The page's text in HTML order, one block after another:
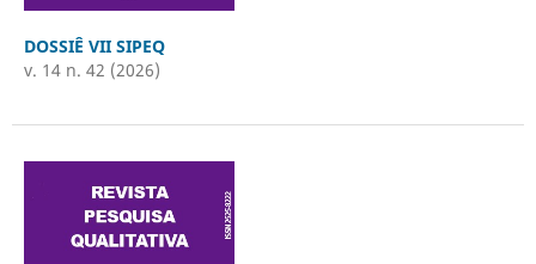
DOSSIÊ VII SIPEQ
v. 14 n. 42 (2026)